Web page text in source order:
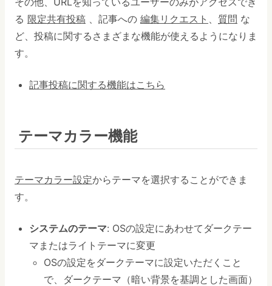
る 限定共有投稿 、記事への 編集リクエスト 質問 な
ど、投稿に関するさまざまな機能が使えるようになりま
す。
記事投稿に関する機能はこちら
テーマカラー機能
テーマカラー設定からテーマを選択することができま
す。
システムのテーマ: OSの設定にあわせてダークテー
マまたはライトテーマに変更
OSの設定をダークテーマに設定いただくこと
で、ダークテーマ（暗い背景を基調とした画面）